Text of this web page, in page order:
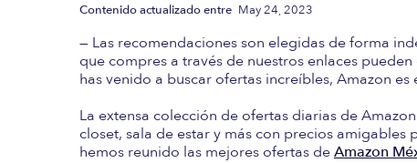
Contenido actualizado entre May 24, 2023
— Las recomendaciones son elegidas de forma
que compres a través de nuestros enlaces
has venido a buscar ofertas increíbles, Amazon
La extensa colección de ofertas diarias de
closet, sala de estar y más con precios
hemos reunido las mejores ofertas deAmazon